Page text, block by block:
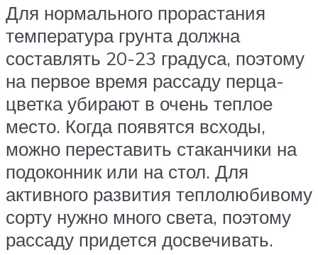
Для нормального прорастания
температура грунта должна
составлять 20-23 градуса, поэтому
на первое время рассаду перца-
цветка убирают в очень теплое
место. Когда появятся всходы,
можно переставить стаканчики на
подоконник или на стол. Для
активного развития теплолюбивому
сорту нужно много света, поэтому
рассаду придется досвечивать.